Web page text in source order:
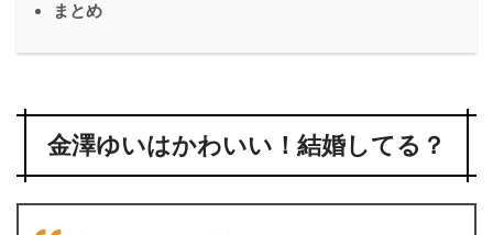
まとめ
金澤ゆいはかわいい！結婚してる？